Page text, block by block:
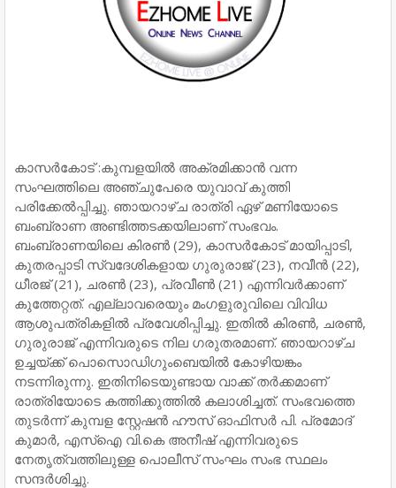
കാസർകോട് :കുമ്പളയില്‍ അക്രമിക്കാന്‍ വന്ന
സംഘത്തിലെ അഞ്ചുപേരെ യുവാവ് കുത്തി
പരിക്കേല്‍പ്പിച്ചു. ഞായറാഴ്ച രാത്രി ഏഴ് മണിയോടെ
ബംബ്രാണ അണ്ടിത്തടക്കയിലാണ് സംഭവം.
ബംബ്രാണയിലെ കിരണ്‍ (29), കാസര്‍കോട് മായിപ്പാടി,
കുതരപ്പാടി സ്വദേശികളായ ഗുരുരാജ് (23), നവീന്‍ (22),
ധീരജ് (21), ചരണ്‍ (23), പ്രവീണ്‍ (21) എന്നിവര്‍ക്കാണ്
കുത്തേറ്റത്. എല്ലാവരെയും മംഗളുരുവിലെ വിവിധ
ആശുപത്രികളില്‍ പ്രവേശിപ്പിച്ചു. ഇതില്‍ കിരണ്‍, ചരണ്‍,
ഗുരുരാജ് എന്നിവരുടെ നില ഗരുതരമാണ്. ഞായറാഴ്ച
ഉച്ചയ്ക്ക് പൊസൊഡിഗുംബെയില്‍ കോഴിയങ്കം
നടന്നിരുന്നു. ഇതിനിടെയുണ്ടായ വാക്ക് തര്‍ക്കമാണ്
രാത്രിയോടെ കത്തിക്കുത്തില്‍ കലാശിച്ചത്. സംഭവത്തെ
തുടര്‍ന്ന് കുമ്പള സ്റ്റേഷന്‍ ഹൗസ് ഓഫിസര്‍ പി. പ്രമോദ്
കുമാര്‍, എസ്‌ഐ വി.കെ അനീഷ് എന്നിവരുടെ
നേതൃത്വത്തിലുള്ള പൊലീസ് സംഘം സംഭ സ്ഥലം
സന്ദര്‍ശിച്ചു.